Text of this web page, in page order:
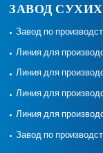
ЗАВОД
Завод по
Линия для
Линия для
Линия для
Линия для
Завод по